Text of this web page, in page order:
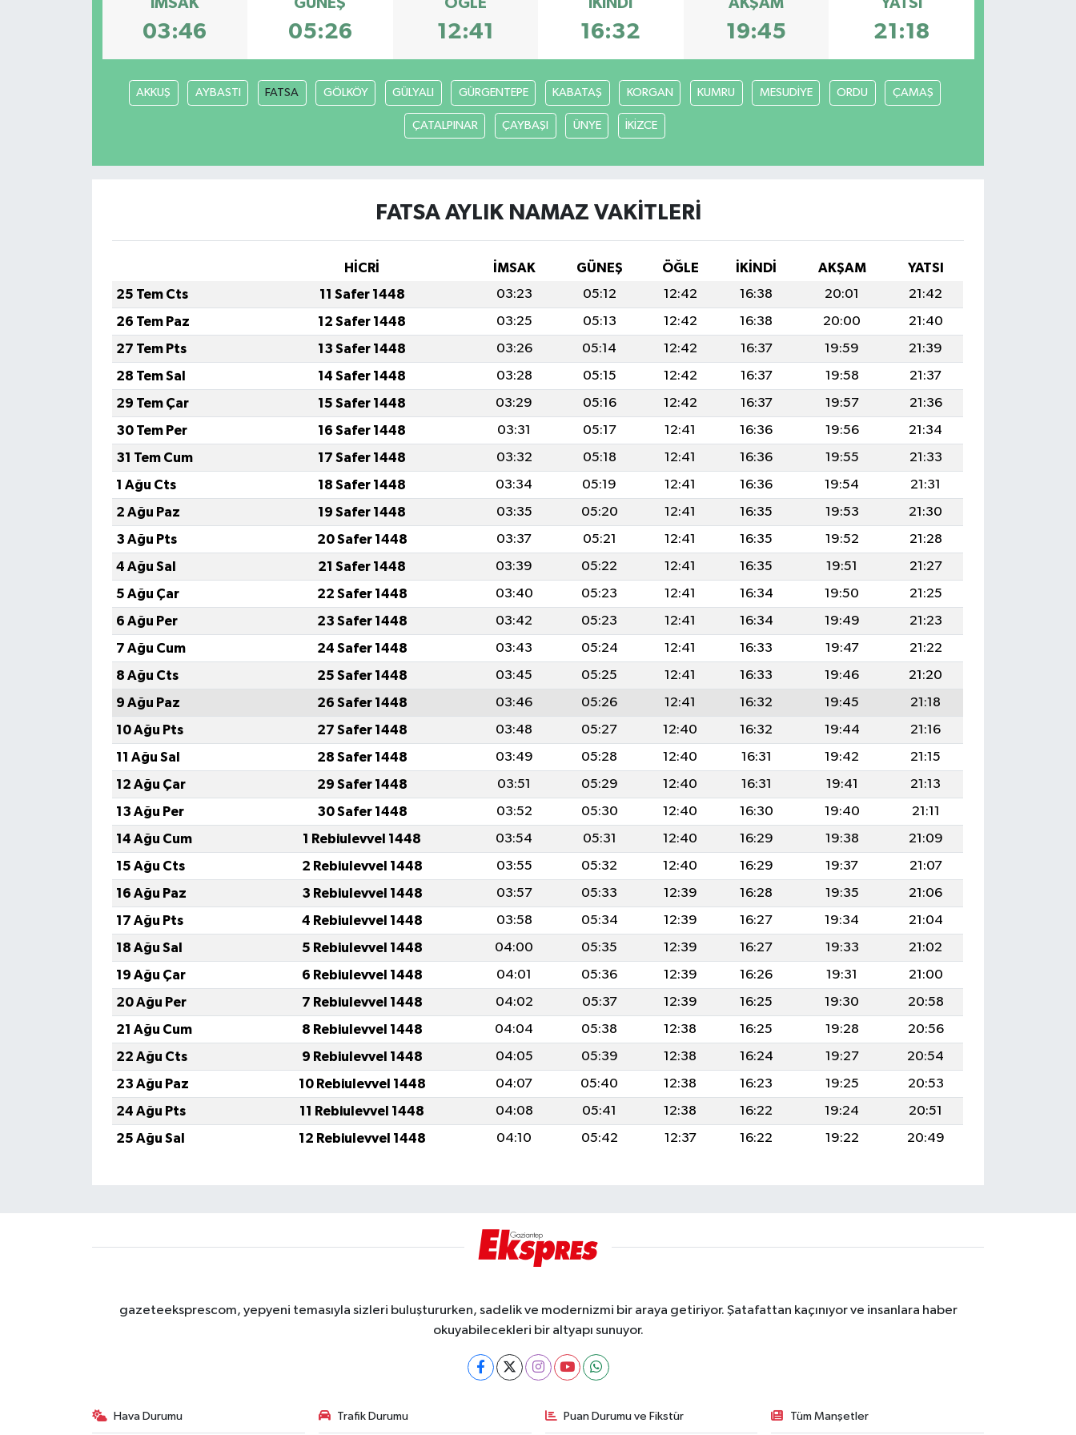
03:46 05:26 12:41 16:32 19:45 21:18
AKKUŞ AYBASTI FATSA GÖLKÖY GÜLYALI GÜRGENTEPE KABATAŞ KORGAN KUMRU MESUDİYE ORDU ÇAMAŞ
ÇATALPINAR ÇAYBAŞI ÜNYE İKİZCE
FATSA AYLIK NAMAZ VAKITLERI
HİCRİ İMSAK GÜNEŞ ÖĞLE İKINDI AKŞAM
YATSI
25 Tem Cts
11 Safer 1448 03:23 05:12 12:42 16:38 20:01
21:42
26 Tem Paz
12 Safer 1448 03:25 05:13 12:42 16:38 20:00
21:40
27 Tem Pts
13 Safer 1448 03:26 05:14 12:42 16:37 19:59
21:39
28 Tem Sal
14 Safer 1448 03:28 05:15 12:42 16:37 19:58
21:37
29 Tem Çar
15 Safer 1448 03:29 05:16 12:42 16:37 19:57
21:36
30 Tem Per
16 Safer 1448 03:31 05:17 12:41 16:36 19:56
21:34
31 Tem Cum
17 Safer 1448 03:32 05:18 12:41 16:36 19:55
21:33
1 Ağu Cts
18 Safer 1448 03:34 05:19 12:41 16:36 19:54
21:31
2 Ağu Paz
19 Safer 1448 03:35 05:20 12:41 16:35 19:53
21:30
3 Ağu Pts
20 Safer 1448 03:37 05:21 12:41 16:35 19:52
21:28
4 Ağu Sal
21 Safer 1448 03:39 05:22 12:41 16:35 19:51
21:27
5 Ağu Çar
22 Safer 1448 03:40 05:23 12:41 16:34 19:50
21:25
6 Ağu Per
23 Safer 1448 03:42 05:23 12:41 16:34 19:49
21:23
7 Ağu Cum
24 Safer 1448 03:43 05:24 12:41 16:33 19:47
21:22
8 Ağu Cts
25 Safer 1448 03:45 05:25 12:41 16:33 19:46
21:20
9 Ağu Paz
26 Safer 1448 03:46 05:26 12:41 16:32 19:45
21:18
10 Ağu Pts
27 Safer 1448 03:48 05:27 12:40 16:32 19:44
21:16
11 Ağu Sal
28 Safer 1448 03:49 05:28 12:40 16:31 19:42
21:15
12 Ağu Çar
29 Safer 1448 03:51 05:29 12:40 16:31 19:41
21:13
13 Ağu Per
30 Safer 1448 03:52 05:30 12:40 16:30 19:40
21:11
14 Ağu Cum
1 Rebiulevvel 1448 03:54 05:31 12:40 16:29 19:38
21:09
15 Ağu Cts
2 Rebiulevvel 1448 03:55 05:32 12:40 16:29 19:37
21:07
16 Ağu Paz
3 Rebiulevvel 1448 03:57 05:33 12:39 16:28 19:35
21:06
17 Ağu Pts
4 Rebiulevvel 1448 03:58 05:34 12:39 16:27 19:34
21:04
18 Ağu Sal
5 Rebiulevvel 1448 04:00 05:35 12:39 16:27 19:33
21:02
19 Ağu Çar
6 Rebiulevvel 1448 04:01 05:36 12:39 16:26 19:31
21:00
20 Ağu Per
7 Rebiulevvel 1448 04:02 05:37 12:39 16:25 19:30
20:58
21 Ağu Cum
8 Rebiulevvel 1448 04:04 05:38 12:38 16:25 19:28
20:56
22 Ağu Cts
9 Rebiulevvel 1448 04:05 05:39 12:38 16:24 19:27
20:54
23 Ağu Paz
10 Rebiulevvel 1448 04:07 05:40 12:38 16:23 19:25
20:53
24 Ağu Pts
11 Rebiulevvel 1448 04:08 05:41 12:38 16:22 19:24
20:51
25 Ağu Sal
12 Rebiulevvel 1448 04:10 05:42 12:37 16:22 19:22 20:49
gazeteeksprescom, yepyeni temasıyla sizleri buluştururken, sadelik ve modernizmi bir araya getiriyor. Şatafattan kaçınıyor ve insanlara haber
okuyabilecekleri bir altyapı sunuyor.
Hava Durumu Trafik Durumu Puan Durumu ve Fikstür Tüm Manşetler
Video Haber
Yeme-İçme